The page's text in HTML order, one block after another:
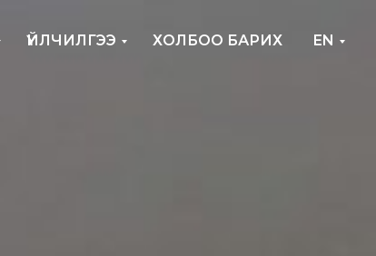
ҮЙЛЧИЛГЭЭ ХОЛБОО БАРИХ EN